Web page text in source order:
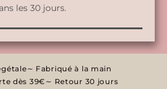
les 30 jours.
Fabriqué à la main
dès 39€
Retour 30 jours